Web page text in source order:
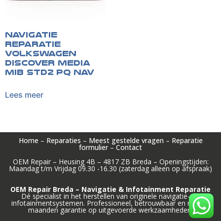
Navigatie
reparatie
Volkswagen
Discover Media
MIB STD2 PQ NAV
Lees meer
Home – Reparaties – Meest gestelde vragen – Reparatie
formulier–Contact
OEM Repair – Heusing 4B – 4817 ZB Breda – Openingstijden:
Maandag t/m Vrijdag 09.30 -16.30 (zaterdag alleen op afspraak)
OEM Repair Breda – Navigatie & Infotainment Reparatie
Dé specialist in het herstellen van originele navigatie- en
infotainmentsystemen. Professioneel, betrouwbaar en met 12
maanden garantie op uitgevoerde werkzaamheden.